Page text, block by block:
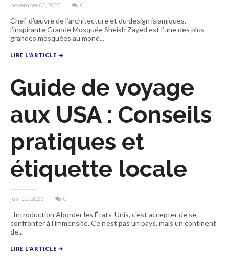
novembre 05, 2023 0
Chef-d’œuvre de l’architecture et du design islamiques,
l’inspirante Grande Mosquée Sheikh Zayed est l’une des plus
grandes mosquées au mond...
LIRE L'ARTICLE ➔
Guide de voyage
aux USA : Conseils
pratiques et
étiquette locale
juin 22, 2023 0
Introduction Aborder les États-Unis, c'est accepter de se
confronter à l'immensité. Ce n'est pas un pays, mais un continent
de...
LIRE L'ARTICLE ➔